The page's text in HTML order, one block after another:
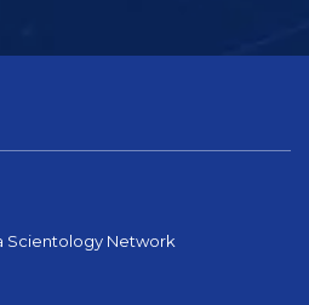
Scientology Network